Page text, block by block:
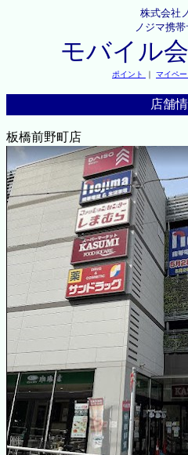
株式会社
ノジマ携帯
モバイル
ポイント ｜ マイペー
店舗
板橋前野町店